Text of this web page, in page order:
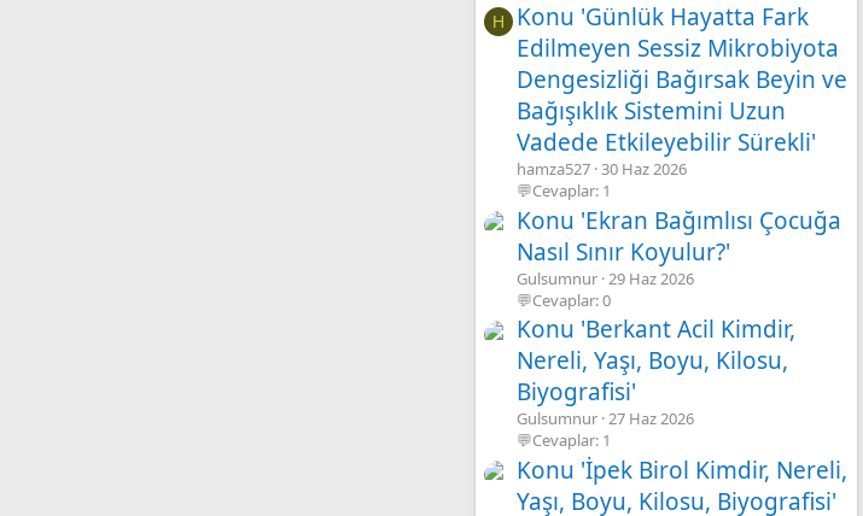
H
Konu 'Günlük Hayatta Fark
Edilmeyen Sessiz Mikrobiyota
Dengesizliği Bağırsak Beyin ve
Bağışıklık Sistemini Uzun
Vadede Etkileyebilir Sürekli'
hamza527 30 Haz 2026
💬Cevaplar: 1
Konu 'Ekran Bağımlısı Çocuğa
Nasıl Sınır Koyulur?'
Gulsumnur 29 Haz 2026
💬Cevaplar: 0
Konu 'Berkant Acil Kimdir,
Nereli, Yaşı, Boyu, Kilosu,
Biyografisi'
Gulsumnur 27 Haz 2026
💬Cevaplar: 1
Konu 'İpek Birol Kimdir, Nereli,
Yaşı, Boyu, Kilosu, Biyografisi'